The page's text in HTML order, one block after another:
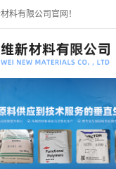
料有限公司官网！